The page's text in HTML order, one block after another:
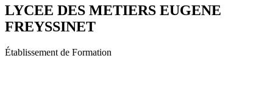
LYCEE DES METIERS EUGENE
FREYSSINET
Établissement de Formation